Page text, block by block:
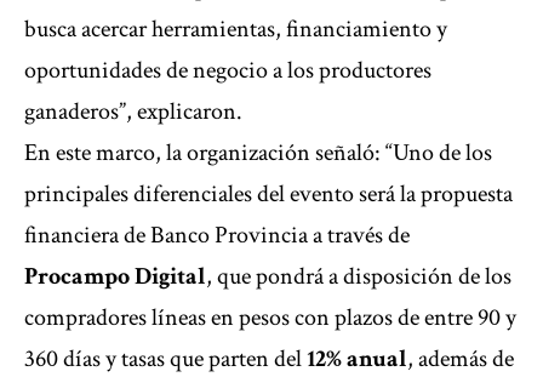
busca acercar herramientas, financiamiento y
oportunidades de negocio a los productores
ganaderos”, explicaron.
En este marco, la organización señaló: “Uno de los
principales diferenciales del evento será la propuesta
financiera de Banco Provincia a través de
Procampo Digital, que pondrá a disposición de los
compradores líneas en pesos con plazos de entre 90 y
360 días y tasas que parten del12% anual, además de